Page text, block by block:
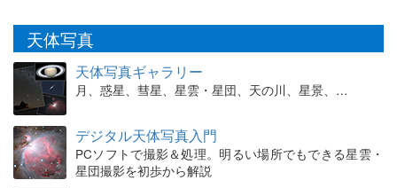
天体写真
天体写真ギャラリー
月、惑星、彗星、星雲・星団、天の川、星景、…
デジタル天体写真入門
PCソフトで撮影＆処理。明るい場所でもできる星雲・
星団撮影を初歩から解説